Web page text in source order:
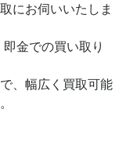
にお伺いいたしま
金での買い取り
、幅広く買取可能